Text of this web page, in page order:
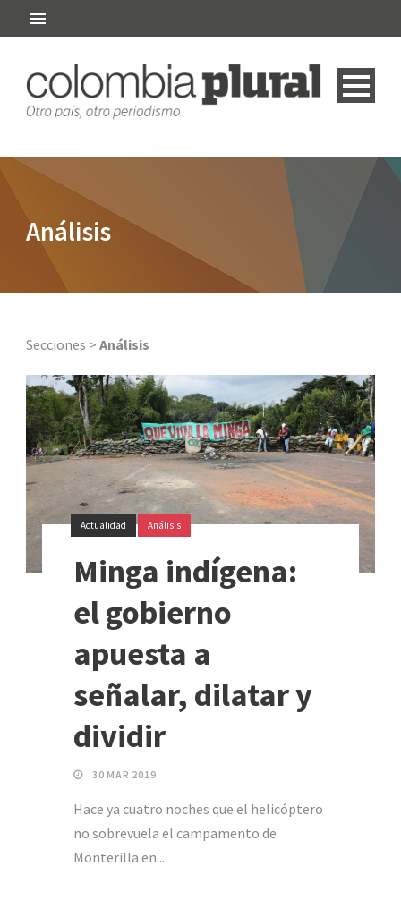
Análisis
Secciones > Análisis
Actualidad Análisis
Minga indígena:
el gobierno
apuesta a
señalar, dilatar y
dividir
30 MAR 2019
Hace ya cuatro noches que el helicóptero
no sobrevuela el campamento de
Monterilla en...